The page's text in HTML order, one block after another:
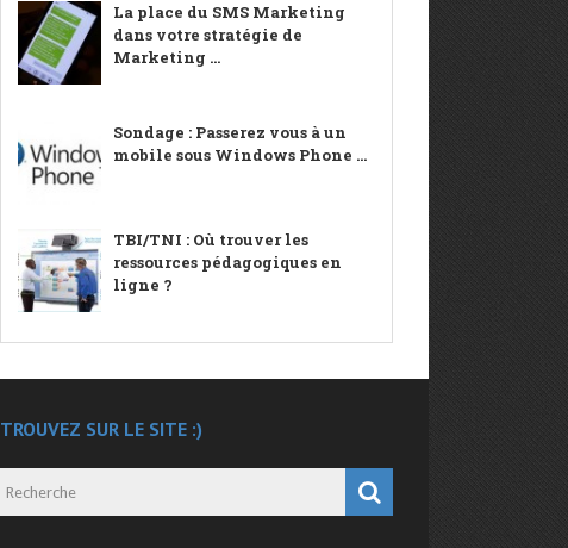
La place du SMS Marketing
dans votre stratégie de
Marketing ...
Sondage : Passerez vous à un
mobile sous Windows Phone ...
TBI/TNI : Où trouver les
ressources pédagogiques en
ligne ?
TROUVEZ SUR LE SITE :)